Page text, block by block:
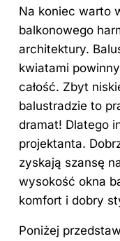
Na koniec warto
balkonowego
architektury.
kwiatami
całość. Zbyt
balustradzie to
dramat! Dlatego
projektanta.
zyskają szansę
wysokość okna
komfort i dobry
Poniżej